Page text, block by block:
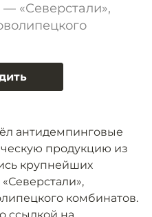
«Северстали»,
антидемпинговые
продукцию из
крупнейших
комбинатов.